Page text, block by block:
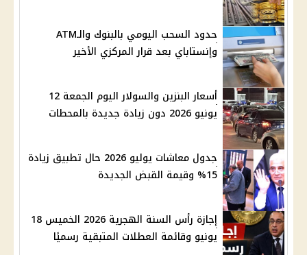
حدود السحب اليومي بالبنوك والـATM
وإنستاباي بعد قرار المركزي الأخير
أسعار البنزين والسولار اليوم الجمعة 12
يونيو 2026 دون زيادة جديدة بالمحطات
جدول معاشات يوليو 2026 حال تطبيق زيادة
15% وقيمة القبض الجديدة
إجازة رأس السنة الهجرية 2026 الخميس 18
يونيو وقائمة العطلات المتبقية رسميًا